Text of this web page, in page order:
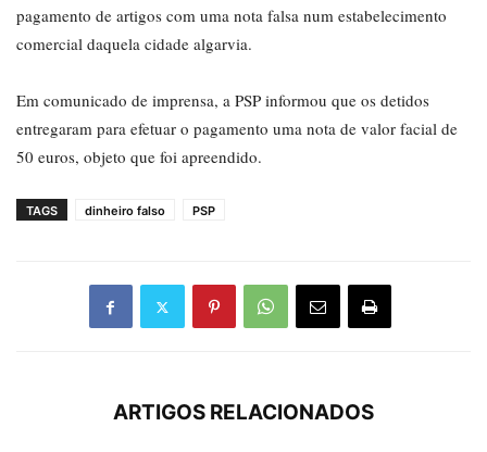
pagamento de artigos com uma nota falsa num estabelecimento
comercial daquela cidade algarvia.
Em comunicado de imprensa, a PSP informou que os detidos
entregaram para efetuar o pagamento uma nota de valor facial de
50 euros, objeto que foi apreendido.
TAGS dinheiro falso PSP
ARTIGOS RELACIONADOS